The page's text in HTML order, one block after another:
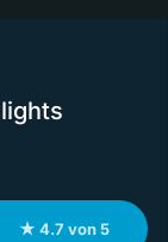
★ 4.7 von 5